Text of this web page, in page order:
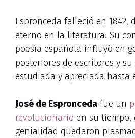
Espronceda falleció en 1842,
eterno en la literatura. Su
poesía española influyó en
posteriores de escritores y
estudiada y apreciada hasta
José de Espronceda fue un
revolucionario en su tiempo,
genialidad quedaron